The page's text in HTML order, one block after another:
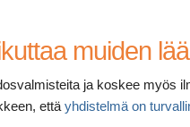
muiden
ja koskee myös
että yhdistelmä on